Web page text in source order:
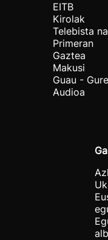
EITB
Kirolak
Telebista
Primeran
Gaztea
Makusi
Guau - Gure
Audioa